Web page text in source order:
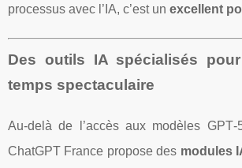
processus avec l’IA, c’est un excellent
Des outils IA spécialisés
temps spectaculaire
Au‑delà de l’accès aux modèles
ChatGPT France propose des modules